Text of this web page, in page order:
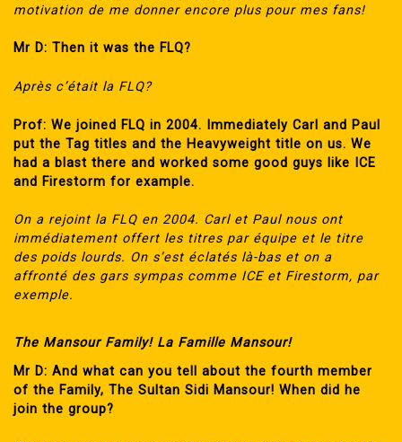
motivation de me donner encore plus pour mes fans!
Mr D: Then it was the FLQ?
Après c’était la FLQ?
Prof: We joined FLQ in 2004. Immediately Carl and Paul
put the Tag titles and the Heavyweight title on us. We
had a blast there and worked some good guys like ICE
and Firestorm for example.
On a rejoint la FLQ en 2004. Carl et Paul nous ont
immédiatement offert les titres par équipe et le titre
des poids lourds. On s’est éclatés là-bas et on a
affronté des gars sympas comme ICE et Firestorm, par
exemple.
The Mansour Family! La Famille Mansour!
Mr D: And what can you tell about the fourth member
of the Family, The Sultan Sidi Mansour! When did he
join the group?